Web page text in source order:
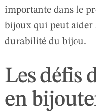
importante dans le
bijoux qui peut aider
durabilité du bijou.
Les défis
en